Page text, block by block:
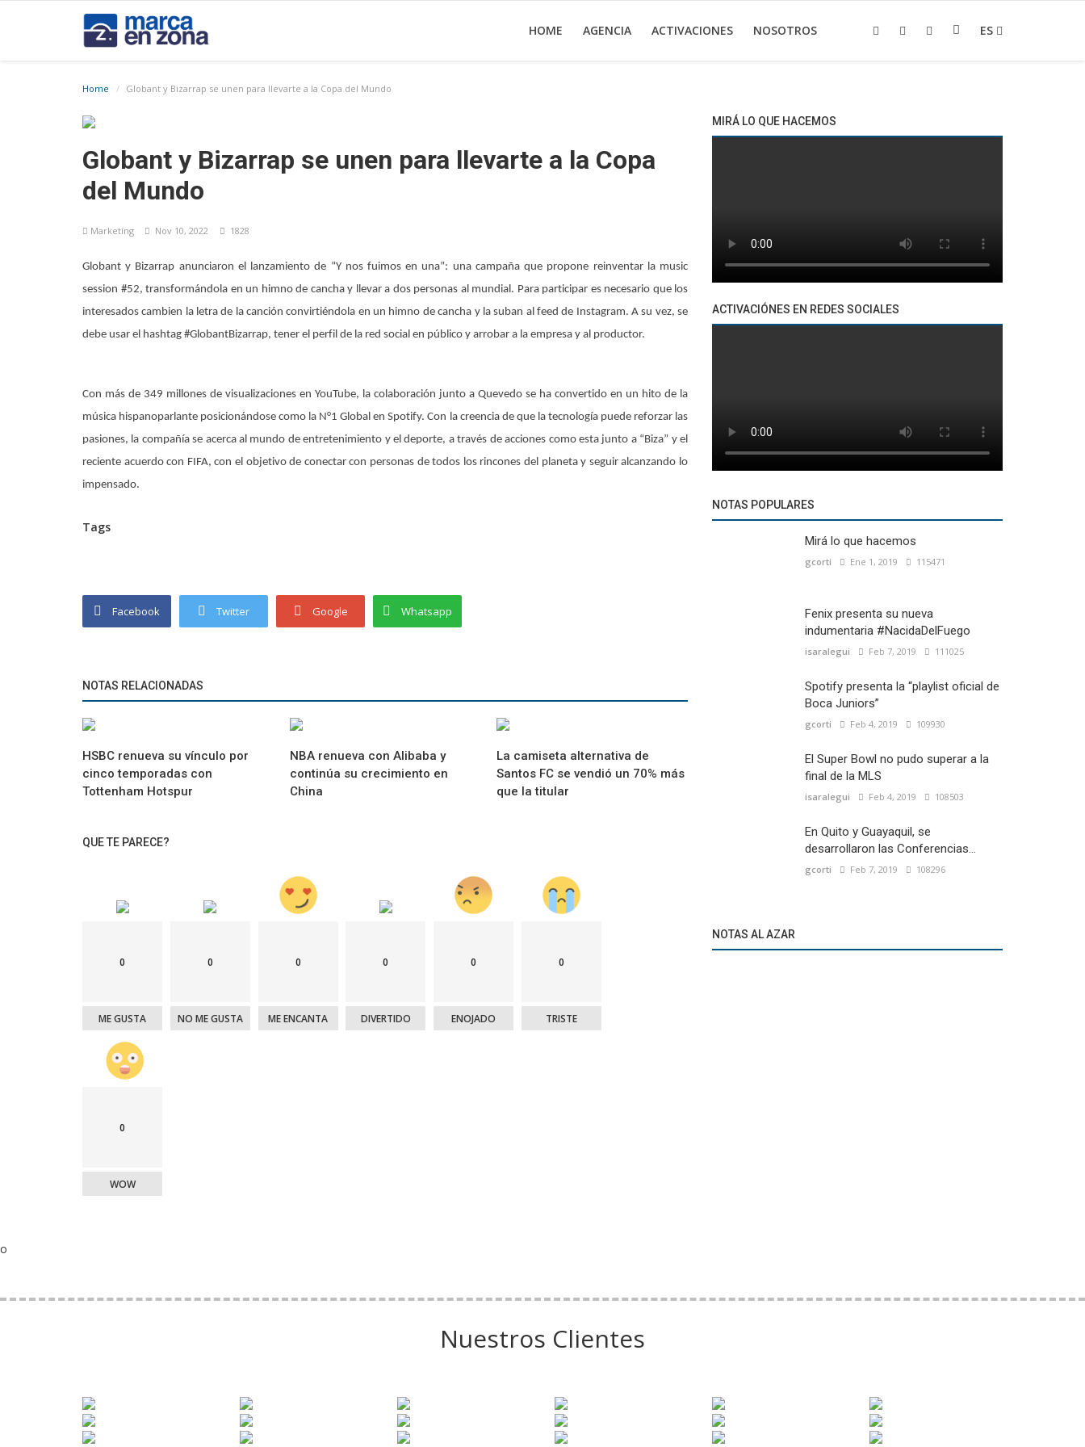
HOME AGENCIA ACTIVACIONES NOSOTROS ES
Home Globant y Bizarrap se unen para llevarte a la Copa del Mundo
Globant y Bizarrap se unen para llevarte a la Copa
del Mundo
Marketíng Nov 10, 2022 1828
Globant y Bizarrap anunciaron el lanzamiento de “Y nos fuimos en una”: una campaña que propone reinventar la music
session #52, transformándola en un himno de cancha y llevar a dos personas al mundial. Para participar es necesario que los
interesados cambien la letra de la canción convirtiéndola en un himno de cancha y la suban al feed de Instagram. A su vez, se
debe usar el hashtag #GlobantBizarrap, tener el perfil de la red social en público y arrobar a la empresa y al productor.
Con más de 349 millones de visualizaciones en YouTube, la colaboración junto a Quevedo se ha convertido en un hito de la
música hispanoparlante posicionándose como la N°1 Global en Spotify. Con la creencia de que la tecnología puede reforzar las
pasiones, la compañía se acerca al mundo de entretenimiento y el deporte, a través de acciones como esta junto a “Biza” y el
reciente acuerdo con FIFA, con el objetivo de conectar con personas de todos los rincones del planeta y seguir alcanzando lo
impensado.
Tags
Facebook Twitter Google Whatsapp
NOTAS RELACIONADAS
HSBC renueva su vínculo por
cinco temporadas con
Tottenham Hotspur
NBA renueva con Alibaba y
continúa su crecimiento en
China
La camiseta alternativa de
Santos FC se vendió un 70% más
que la titular
QUE TE PARECE?
0
ME GUSTA
0
NO ME GUSTA
0
ME ENCANTA
0
DIVERTIDO
0
ENOJADO
0
TRISTE
0
WOW
MIRÁ LO QUE HACEMOS
ACTIVACIÓNES EN REDES SOCIALES
NOTAS POPULARES
Mirá lo que hacemos
gcorti Ene 1, 2019 115471
Fenix presenta su nueva
indumentaria #NacidaDelFuego
isaralegui Feb 7, 2019 111025
Spotify presenta la “playlist oficial de
Boca Juniors”
gcorti Feb 4, 2019 109930
El Super Bowl no pudo superar a la
final de la MLS
isaralegui Feb 4, 2019 108503
En Quito y Guayaquil, se
desarrollaron las Conferencias...
gcorti Feb 7, 2019 108296
NOTAS AL AZAR
o
Nuestros Clientes